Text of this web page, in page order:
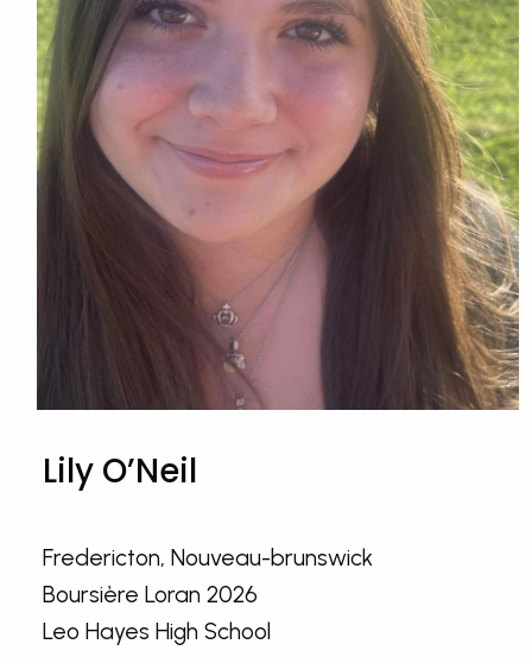
Lily O’Neil
Fredericton, Nouveau-brunswick
Boursière Loran 2026
Leo Hayes High School